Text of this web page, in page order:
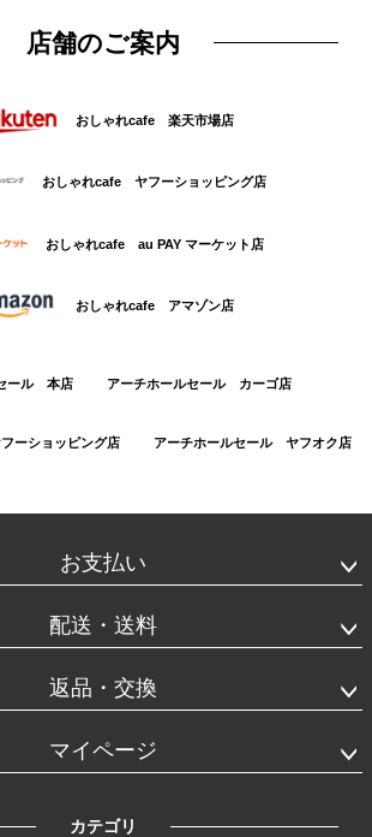
店舗のご案内
おしゃれcafe 楽天市場店
おしゃれcafe ヤフーショッピング店
おしゃれcafe au PAY マーケット店
おしゃれcafe アマゾン店
ール 本店 アーチホールセール カーゴ店
ーショッピング店 アーチホールセール ヤフオク店
お支払い
配送・送料
返品・交換
マイページ
カテゴリ